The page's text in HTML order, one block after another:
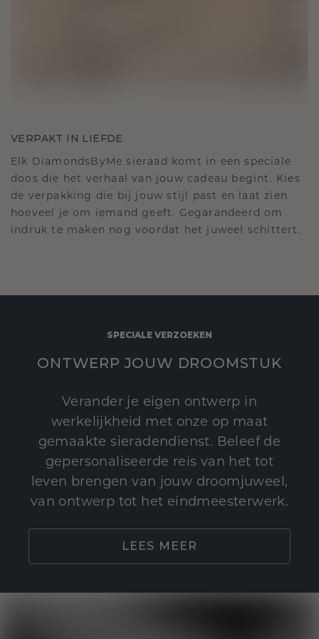
VERPAKT IN LIEFDE
Elk DiamondsByMe sieraad komt in een speciale
doos die het verhaal van jouw cadeau begint. Kies
de verpakking die bij jouw stijl past en laat zien
hoeveel je om iemand geeft. Gegarandeerd om
indruk te maken nog voordat het juweel schittert.
SPECIALE VERZOEKEN
ONTWERP JOUW DROOMSTUK
Verander je eigen ontwerp in
werkelijkheid met onze op maat
gemaakte sieradendienst. Beleef de
gepersonaliseerde reis van het tot
leven brengen van jouw droomjuweel,
van ontwerp tot het eindmeesterwerk.
LEES MEER